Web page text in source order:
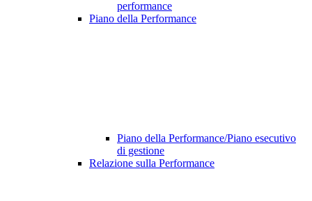
performance
Piano della Performance
Piano della Performance/Piano esecutivo
di gestione
Relazione sulla Performance